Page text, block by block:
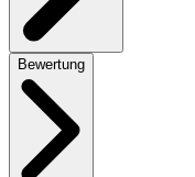
Bewertung